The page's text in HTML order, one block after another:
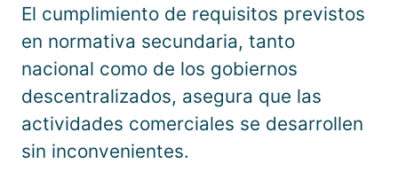
El cumplimiento de requisitos previstos
en normativa secundaria, tanto
nacional como de los gobiernos
descentralizados, asegura que las
actividades comerciales se desarrollen
sin inconvenientes.